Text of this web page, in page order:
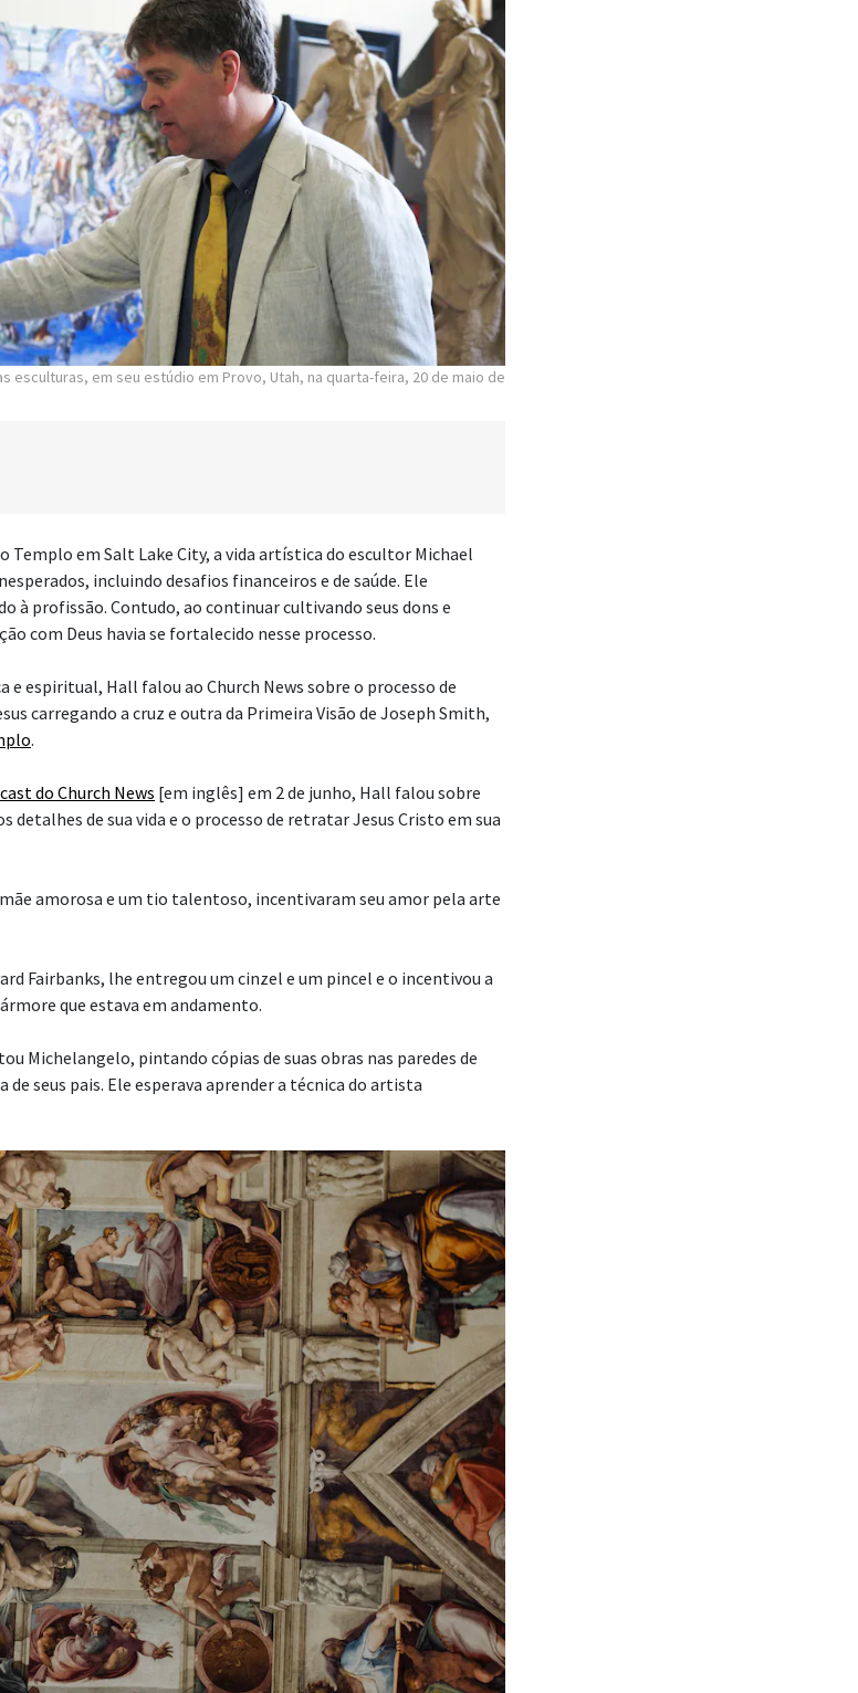
esculturas, em seu estúdio em Provo, Utah, na quarta-feira, 20 de maio de
Templo em Salt Lake City, a vida artística do escultor Michael
incluindo desafios financeiros e de saúde. Ele
à profissão. Contudo, ao continuar cultivando seus dons e
com Deus havia se fortalecido nesse processo.
espiritual, Hall falou ao Church News sobre o processo de
carregando a cruz e outra da Primeira Visão de Joseph Smith,
.
do Church News [em inglês] em 2 de junho, Hall falou sobre
detalhes de sua vida e o processo de retratar Jesus Cristo em sua
amorosa e um tio talentoso, incentivaram seu amor pela arte
Fairbanks, lhe entregou um cinzel e um pincel e o incentivou a
que estava em andamento.
Michelangelo, pintando cópias de suas obras nas paredes de
de seus pais. Ele esperava aprender a técnica do artista